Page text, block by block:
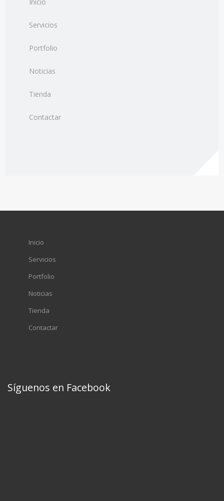
Servicios
Portfolio
Noticias
Tienda
Contactar
Inicio
Servicios
Portfolio
Noticias
Tienda
Contactar
Síguenos en Facebook